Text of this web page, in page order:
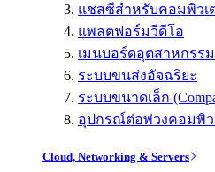
แชสซีสำหรับคอมพิวเ
แพลตฟอร์มวีดีโอ
เมนบอร์ดอุตสาหกรรม
ระบบขนส่งอัจฉริยะ
ระบบขนาดเล็ก
อุปกรณ์ต่อพ่วงคอมพิว
Cloud, Networking & Servers